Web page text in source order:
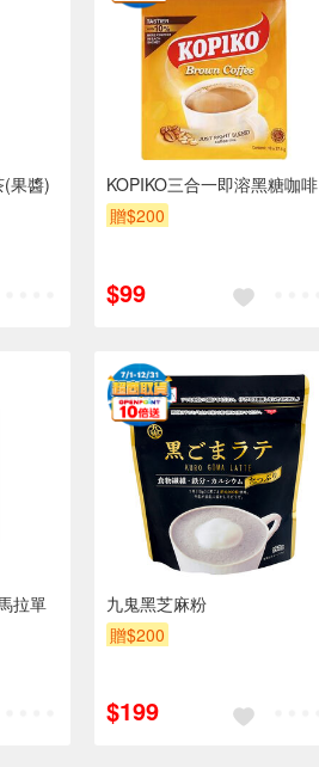
果醬)
KOPIKO三合一即溶黑糖咖啡
贈$200
$99
拉單
九鬼黑芝麻粉
贈$200
$199